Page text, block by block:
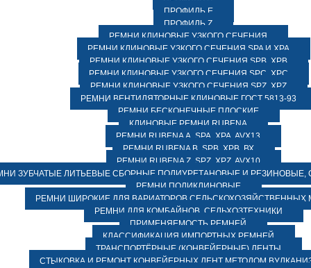
ПРОФИЛЬ E
ПРОФИЛЬ Z
РЕМНИ КЛИНОВЫЕ УЗКОГО СЕЧЕНИЯ
РЕМНИ КЛИНОВЫЕ УЗКОГО СЕЧЕНИЯ SPA И XPA
РЕМНИ КЛИНОВЫЕ УЗКОГО СЕЧЕНИЯ SPB, XPB
РЕМНИ КЛИНОВЫЕ УЗКОГО СЕЧЕНИЯ SPC, XPC
РЕМНИ КЛИНОВЫЕ УЗКОГО СЕЧЕНИЯ SPZ, XPZ
РЕМНИ ВЕНТИЛЯТОРНЫЕ КЛИНОВЫЕ ГОСТ 5813-93
РЕМНИ БЕСКОНЕЧНЫЕ ПЛОСКИЕ
КЛИНОВЫЕ РЕМНИ RUBENA
РЕМНИ RUBENA А, SPA, XPA, AVX13
РЕМНИ RUBENA В, SPВ, ХPВ, ВХ
РЕМНИ RUBENA Z, SPZ, XPZ, AVX10
ЗУБЧАТЫЕ ЛИТЬЕВЫЕ СБОРНЫЕ ПОЛИУРЕТАНОВЫЕ И РЕЗИНОВЫЕ,
РЕМНИ ПОЛИКЛИНОВЫЕ
РЕМНИ ШИРОКИЕ ДЛЯ ВАРИАТОРОВ СЕЛЬСКОХОЗЯЙСТВЕННЫХ
РЕМНИ ДЛЯ КОМБАЙНОВ, СЕЛЬХОЗТЕХНИКИ
ПРИМЕНЯЕМОСТЬ РЕМНЕЙ
КЛАССИФИКАЦИЯ ИМПОРТНЫХ РЕМНЕЙ
ТРАНСПОРТЁРНЫЕ (КОНВЕЙЕРНЫЕ) ЛЕНТЫ
СТЫКОВКА И РЕМОНТ КОНВЕЙЕРНЫХ ЛЕНТ МЕТОДОМ